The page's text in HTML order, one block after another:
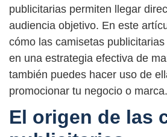
publicitarias permiten llegar
audiencia objetivo. En este
cómo las camisetas
en una estrategia efectiva de
también puedes hacer uso de
promocionar tu negocio o marca.
El origen de las